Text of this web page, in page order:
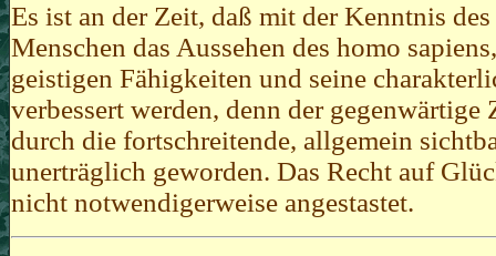
Es ist an der Zeit, daß mit der Kenntnis
Menschen das Aussehen des homo
geistigen Fähigkeiten und seine
verbessert werden, denn der gegenwärtige
durch die fortschreitende, allgemein
unerträglich geworden. Das Recht auf
nicht notwendigerweise angestastet.